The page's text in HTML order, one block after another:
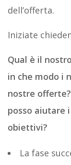
dell’offerta.
Iniziate
Qual è il
in che modo i
nostre
posso aiutare
obiettivi?
La fase